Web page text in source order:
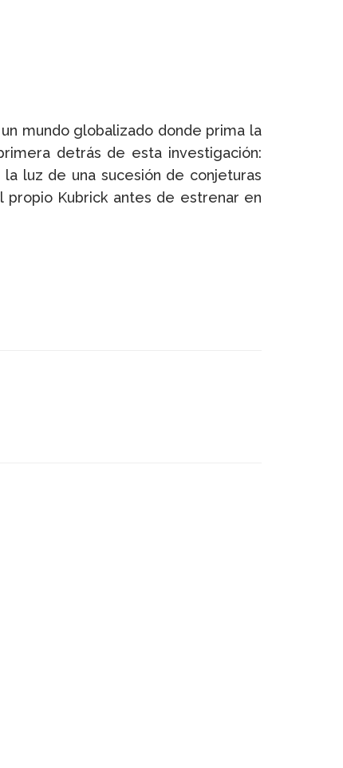
mundo globalizado donde prima la
detrás de esta investigación:
luz de una sucesión de conjeturas
propio Kubrick antes de estrenar en